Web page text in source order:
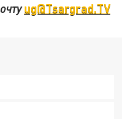
ug@Tsargrad.TV